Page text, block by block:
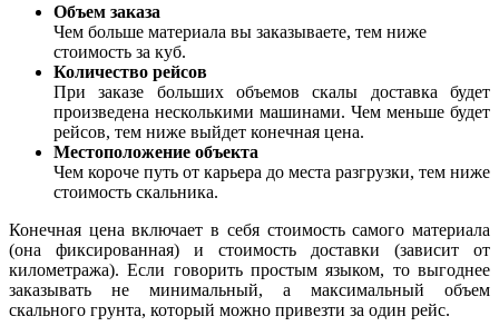
Объем заказа
Чем больше материала вы заказываете, тем ниже
стоимость за куб.
Количество рейсов
При заказе больших объемов скалы доставка будет
произведена несколькими машинами. Чем меньше будет
рейсов, тем ниже выйдет конечная цена.
Местоположение объекта
Чем короче путь от карьера до места разгрузки, тем ниже
стоимость скальника.
Конечная цена включает в себя стоимость самого материала
(она фиксированная) и стоимость доставки (зависит от
километража). Если говорить простым языком, то выгоднее
заказывать не минимальный, а максимальный объем
скального грунта, который можно привезти за один рейс.